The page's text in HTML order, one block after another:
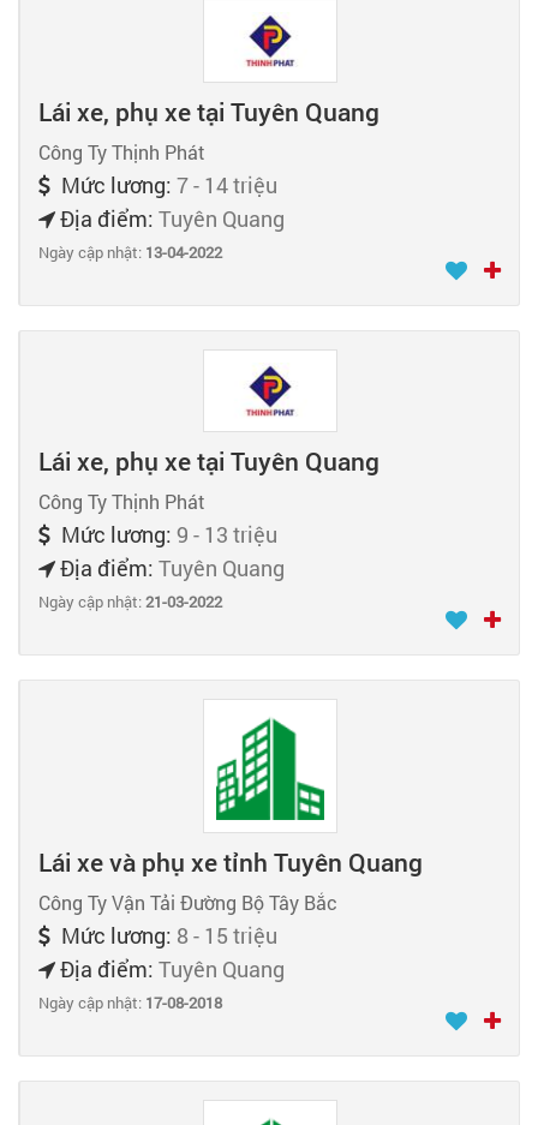
Lái xe, phụ xe tại Tuyên Quang
Công Ty Thịnh Phát
Mức lương: 7 - 14 triệu
Địa điểm: Tuyên Quang
Ngày cập nhật: 13-04-2022
Lái xe, phụ xe tại Tuyên Quang
Công Ty Thịnh Phát
Mức lương: 9 - 13 triệu
Địa điểm: Tuyên Quang
Ngày cập nhật:21-03-2022
Lái xe và phụ xe tỉnh Tuyên Quang
Công Ty Vận Tải Đường Bộ Tây Bắc
Mức lương: 8 - 15 triệu
Địa điểm: Tuyên Quang
Ngày cập nhật: 17-08-2018